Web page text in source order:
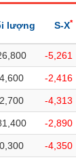
lượng S-X*
-5,261
-2,416
-4,313
-2,890
-4,350
quyền
lớn